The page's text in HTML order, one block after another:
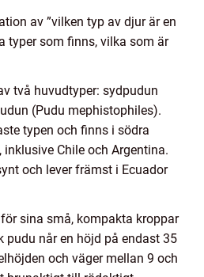
av ”vilken typ av djur är en
typer som finns, vilka som är
två huvudtyper: sydpudun
(Pudu mephistophiles).
typen och finns i södra
Chile och Argentina.
och lever främst i Ecuador
sina små, kompakta kroppar
pudu når en höjd på endast 35
och väger mellan 9 och